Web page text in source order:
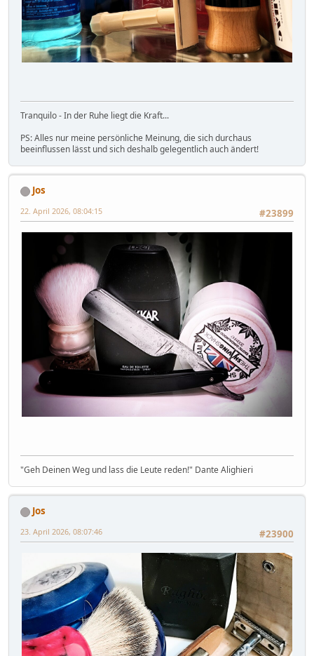
Tranquilo - In der Ruhe liegt die Kraft...
PS: Alles nur meine persönliche Meinung, die sich durchaus
beeinflussen lässt und sich deshalb gelegentlich auch ändert!
Jos
#23899
22. April 2026, 08:04:15
"Geh Deinen Weg und lass die Leute reden!" Dante Alighieri
Jos
#23900
23. April 2026, 08:07:46